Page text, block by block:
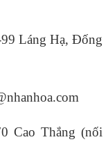
Láng Hạ, Đống
Cao Thắng (nối